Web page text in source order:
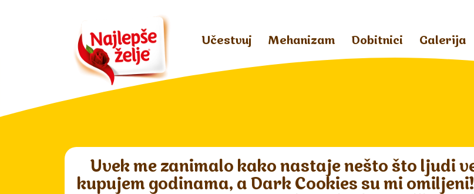
Učestvuj Mehanizam Dobitnici Galerija
Uvek me zanimalo kako nastaje nešto što ljudi
kupujem godinama, a Dark Cookies su mi